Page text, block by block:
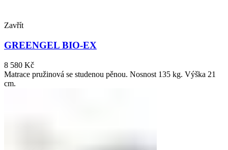
Zavřít
GREENGEL BIO-EX
8 580 Kč
Matrace pružinová se studenou pěnou. Nosnost 135 kg. Výška 21
cm.